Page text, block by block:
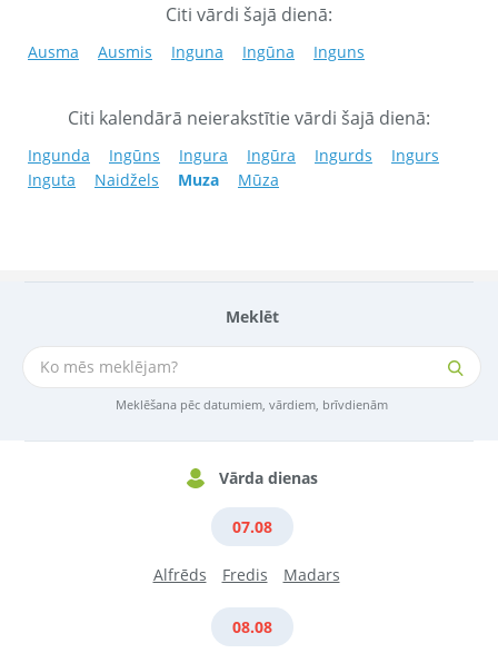
Meklēt
Meklēšana pēc datumiem, vārdiem, brīvdienām
Vārda dienas
07.08
Alfrēds Fredis Madars
08.08
Citi vārdi šajā dienā:
Ausma Ausmis Inguna Ingūna Inguns
Citi kalendārā neierakstītie vārdi šajā dienā:
Ingunda Ingūns Ingura Ingūra Ingurds
Ingurs
Inguta
Naidžels Muza Mūza